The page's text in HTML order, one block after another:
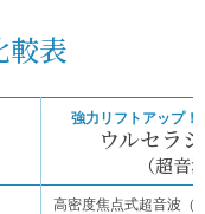
較表
強力リフトアップ！
ウルセラ
（超音
高密度焦点式超音波（